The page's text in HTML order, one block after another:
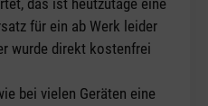
das ist heutzutage eine
für ein ab Werk leider
wurde direkt kostenfrei
bei vielen Geräten eine